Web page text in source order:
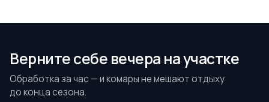
Верните себе вечера на участке
Обработка за час — и комары не мешают отдыху
до конца сезона.